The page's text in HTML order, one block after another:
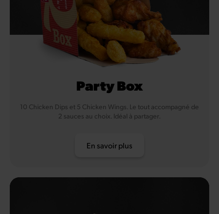
Party Box
10 Chicken Dips et 5 Chicken Wings. Le tout accompagné de
2 sauces au choix. Idéal à partager.
En savoir plus